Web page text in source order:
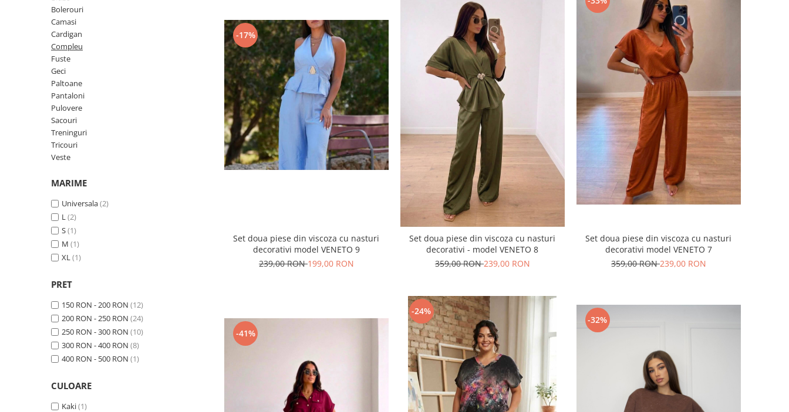
Ii traditionale
Rochii traditionale
Rochii Elegante
Costume populare
Fote & Catrinte
Incaltaminte
Bolerouri
Camasi
Cardigan
Compleu
Fuste
Geci
Paltoane
Pantaloni
Pulovere
Sacouri
Treninguri
Tricouri
Veste
MARIME
Universala(2)
L(2)
S(1)
M (1)
XL(1)
PRET
150 RON - 200 RON (12)
200 RON - 250 RON (24)
250 RON - 300 RON (10)
300 RON - 400 RON (8)
400 RON - 500 RON (1)
CULOARE
Kaki(1)
-17%
Set doua piese din viscoza cu nasturi
decorativi model VENETO 9
239,00 RON199,00 RON
Set doua piese din viscoza cu nasturi
decorativi - model VENETO 8
359,00 RON239,00 RON
Set doua piese din viscoza cu nasturi
decorativi model VENETO 7
359,00 RON239,00 RON
-41%
-24%
-32%